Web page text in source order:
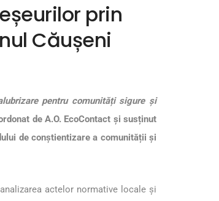
prin
Căușeni
pentru comunități sigure și
de A.O. EcoContact și susținut
de conștientizare a comunității și
actelor normative locale și